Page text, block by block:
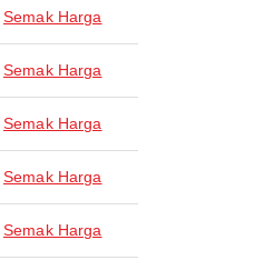
Semak Harga
Semak Harga
Semak Harga
Semak Harga
Semak Harga